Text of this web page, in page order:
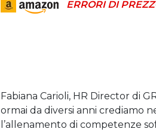
ERRORI DI
Fabiana Carioli, HR Director di
ormai da diversi anni crediamo
l’allenamento di competenze